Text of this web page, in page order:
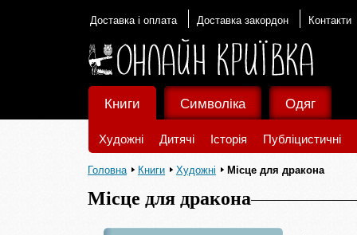
Доставка і оплата Доставка закордон Контакти
Книги
Художні Дитячі Історія Публіцистичні
Символіка Одяг
Головна Книги Художні Місце для дракона
Місце для дракона